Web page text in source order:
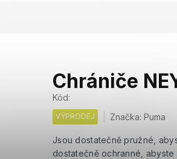
Chrániče
Kód:
VÝPRODEJ Značka:Puma
Jsou dostatečně pružné,
dostatečně ochranné,